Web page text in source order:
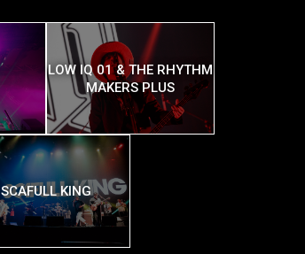
LOW IQ 01 & THE RHYTHM
MAKERS PLUS
SCAFULL KING